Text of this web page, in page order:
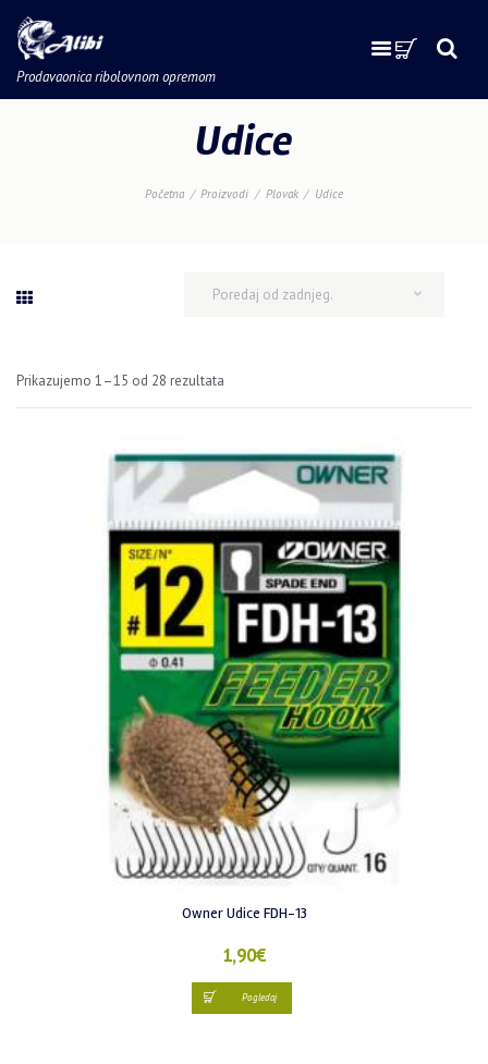
Prodavaonica ribolovnom opremom
Udice
Početna Proizvodi Plovak Udice
Prikazujemo 1–15 od 28 rezultata
Owner Udice FDH-13
1,90€
Pogledaj